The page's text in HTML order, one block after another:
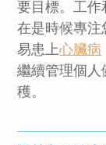
要目標。工作
在是時候專
易患上心臟病
繼續管理個人
穫。